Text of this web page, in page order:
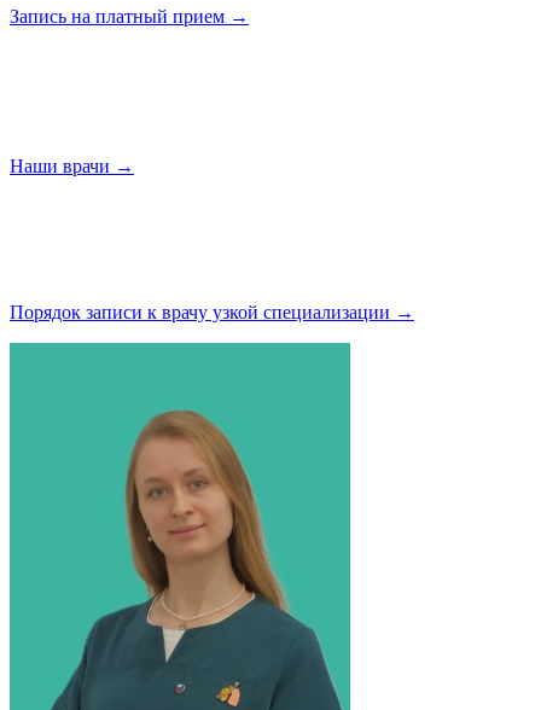
Запись на платный прием →
Наши врачи →
Порядок записи к врачу узкой специализации →